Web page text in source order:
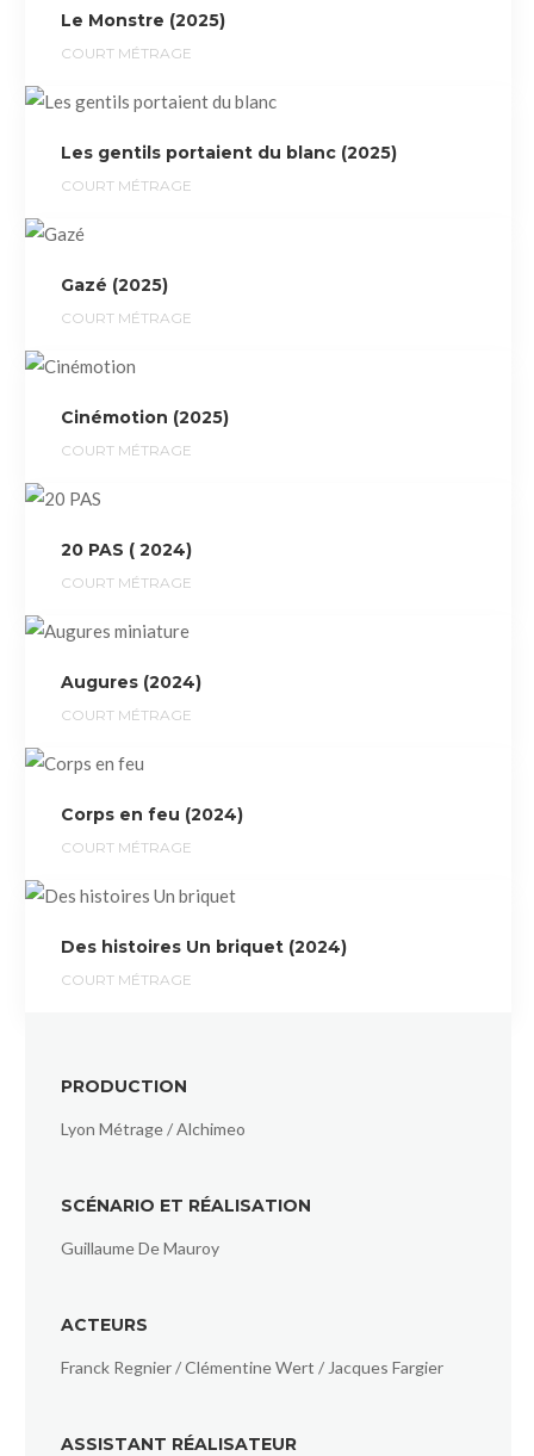
Le Monstre (2025)
COURT MÉTRAGE
Les gentils portaient du blanc (2025)
COURT MÉTRAGE
Gazé (2025)
COURT MÉTRAGE
Cinémotion (2025)
COURT MÉTRAGE
20 PAS ( 2024)
COURT MÉTRAGE
Augures (2024)
COURT MÉTRAGE
Corps en feu (2024)
COURT MÉTRAGE
Des histoires Un briquet (2024)
COURT MÉTRAGE
PRODUCTION
Lyon Métrage / Alchimeo
SCÉNARIO ET RÉALISATION
Guillaume De Mauroy
ACTEURS
Franck Regnier / Clémentine Wert / Jacques Fargier
ASSISTANT RÉALISATEUR